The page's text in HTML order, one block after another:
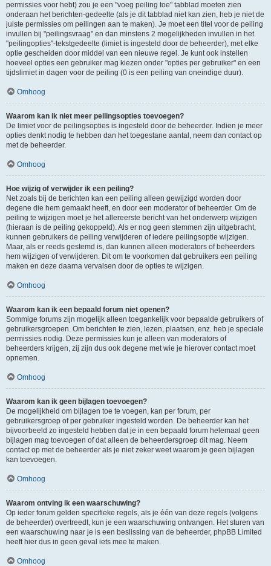
permissies voor hebt) zou je een "voeg peiling toe" tabblad moeten zien
onderaan het berichten-gedeelte (als je dit tabblad niet kan zien, heb je niet de
juiste permissies om peilingen aan te maken). Je moet een titel voor de peiling
invullen bij "peilingsvraag" en dan minstens 2 mogelijkheden invullen in het
"peilingopties"-tekstgedeelte (limiet is ingesteld door de beheerder), met elke
optie gescheiden door middel van een nieuwe regel. Je kunt ook instellen
hoeveel opties een gebruiker mag kiezen onder "opties per gebruiker" en een
tijdslimiet in dagen voor de peiling (0 is een peiling van oneindige duur).
Omhoog
Waarom kan ik niet meer peilingsopties toevoegen?
De limiet voor de peilingsopties is ingesteld door de beheerder. Indien je meer
opties denkt nodig te hebben dan het toegestane aantal, neem dan contact op
met de beheerder.
Omhoog
Hoe wijzig of verwijder ik een peiling?
Net zoals bij de berichten kan een peiling alleen gewijzigd worden door
degene die hem gemaakt heeft, en door een moderator of beheerder. Om de
peiling te wijzigen moet je het allereerste bericht van het onderwerp wijzigen
(hieraan is de peiling gekoppeld). Als er nog geen stemmen zijn uitgebracht,
kunnen gebruikers de peiling verwijderen of iedere peilingsoptie wijzigen.
Maar, als er reeds gestemd is, dan kunnen alleen moderators of beheerders
hem wijzigen of verwijderen. Dit om te voorkomen dat gebruikers een peiling
maken en deze daarna vervalsen door de opties te wijzigen.
Omhoog
Waarom kan ik een bepaald forum niet openen?
Sommige forums zijn mogelijk alleen toegankelijk voor bepaalde gebruikers of
gebruikersgroepen. Om berichten te zien, lezen, plaatsen, enz. heb je speciale
permissies nodig. Deze permissies kun je alleen van moderators of
beheerders krijgen, zij zijn dus ook degene met wie je hierover contact moet
opnemen.
Omhoog
Waarom kan ik geen bijlagen toevoegen?
De mogelijkheid om bijlagen toe te voegen, kan per forum, per
gebruikersgroep of per gebruiker ingesteld worden. De beheerder kan het
bijvoorbeeld zo ingesteld hebben dat je in een bepaald forum helemaal geen
bijlagen mag toevoegen of dat alleen de beheerdersgroep dit mag. Neem
contact op met de beheerder als je niet zeker weet waarom je geen bijlagen
kan toevoegen.
Omhoog
Waarom ontving ik een waarschuwing?
Op ieder forum gelden specifieke regels, als je één van deze regels (volgens
de beheerder) overtreedt, kun je een waarschuwing ontvangen. Het sturen van
een waarschuwing naar je is een beslissing van de beheerder, phpBB Limited
heeft hier dus in geen geval iets mee te maken.
Omhoog